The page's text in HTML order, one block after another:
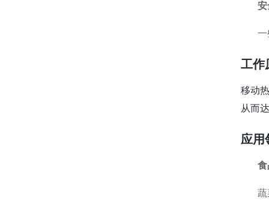
安
一
工作
移动
从而
应用
食
蔬